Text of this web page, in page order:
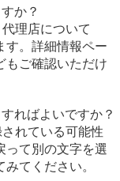
か？
理店について
す。詳細情報ペー
もご確認いただけ
ればよいですか？
れている可能性
って別の文字を選
てください。